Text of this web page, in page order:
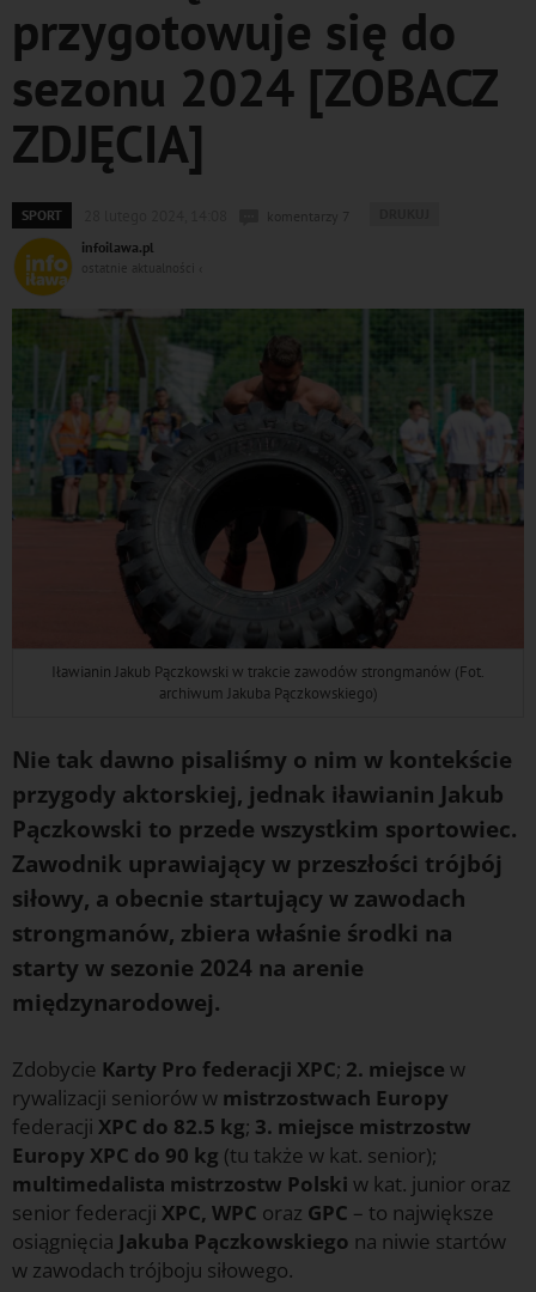
przygotowuje się do
sezonu 2024 [ZOBACZ
ZDJĘCIA]
SPORT
infoilawa.pl
ostatnie aktualności ‹
Iławianin Jakub Pączkowski w trakcie zawodów strongmanów (Fot.
archiwum Jakuba Pączkowskiego)
Nie tak dawno pisaliśmy o nim w kontekście
przygody aktorskiej, jednak iławianin Jakub
Pączkowski to przede wszystkim sportowiec.
Zawodnik uprawiający w przeszłości trójbój
siłowy, a obecnie startujący w zawodach
strongmanów, zbiera właśnie środki na
starty w sezonie 2024 na arenie
międzynarodowej.
Zdobycie Karty Pro federacji XPC; 2. miejsce w
rywalizacji seniorów w mistrzostwach Europy
federacji XPC do 82.5 kg; 3. miejsce mistrzostw
Europy XPC do 90 kg (tu także w kat. senior);
multimedalista mistrzostw Polski w kat. junior oraz
senior federacji XPC, WPC oraz GPC – to największe
osiągnięcia Jakuba Pączkowskiego na niwie startów
w zawodach trójboju siłowego.